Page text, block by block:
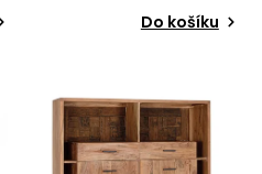
Do košíku